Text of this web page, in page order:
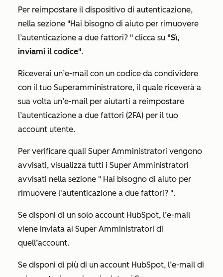
Per reimpostare il dispositivo di autenticazione,
nella sezione "Hai bisogno di aiuto per rimuovere
l’autenticazione a due fattori? " clicca su "Sì,
inviami il codice".
Riceverai un’e-mail con un codice da condividere
con il tuo Superamministratore, il quale riceverà a
sua volta un’e-mail per aiutarti a reimpostare
l’autenticazione a due fattori (2FA) per il tuo
account utente.
Per verificare quali Super Amministratori vengono
avvisati, visualizza tutti i Super Amministratori
avvisati nella sezione " Hai bisogno di aiuto per
rimuovere l'autenticazione a due fattori? ".
Se disponi di un solo account HubSpot, l’e-mail
viene inviata ai Super Amministratori di
quell’account.
Se disponi di più di un account HubSpot, l’e-mail di